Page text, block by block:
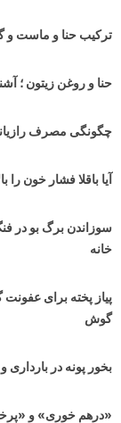
ترکیب حنا و ماست و
حنا و روغن زیتون ؛
چگونگی مصرف
آیا باقلا فشار خون را
سوزاندن برگ بو در
خانه
پیاز پخته برای
گوش
بخور پونه در
«درهم خوری» و